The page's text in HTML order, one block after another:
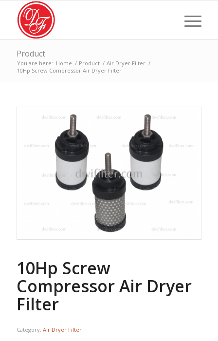
Product
You are here: Home / Product / Air Dryer Filter /
10Hp Screw Compressor Air Dryer Filter
10Hp Screw
Compressor Air Dryer
Filter
Category: Air Dryer Filter